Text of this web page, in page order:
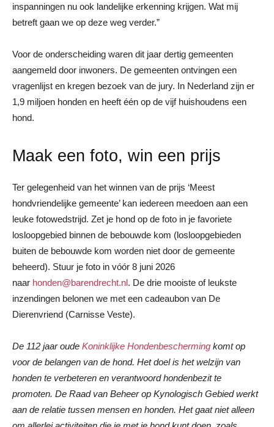
inspanningen nu ook landelijke erkenning krijgen. Wat mij
betreft gaan we op deze weg verder.”
Voor de onderscheiding waren dit jaar dertig gemeenten
aangemeld door inwoners. De gemeenten ontvingen een
vragenlijst en kregen bezoek van de jury. In Nederland zijn er
1,9 miljoen honden en heeft één op de vijf huishoudens een
hond.
Maak een foto, win een prijs
Ter gelegenheid van het winnen van de prijs ‘Meest
hondvriendelijke gemeente’ kan iedereen meedoen aan een
leuke fotowedstrijd. Zet je hond op de foto in je favoriete
losloopgebied binnen de bebouwde kom (losloopgebieden
buiten de bebouwde kom worden niet door de gemeente
beheerd). Stuur je foto in vóór 8 juni 2026
naar honden@barendrecht.nl. De drie mooiste of leukste
inzendingen belonen we met een cadeaubon van De
Dierenvriend (Carnisse Veste).
De 112 jaar oude Koninklijke Hondenbescherming komt op
voor de belangen van de hond. Het doel is het welzijn van
honden te verbeteren en verantwoord hondenbezit te
promoten. De Raad van Beheer op Kynologisch Gebied werkt
aan de relatie tussen mensen en honden. Het gaat niet alleen